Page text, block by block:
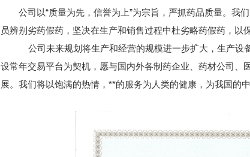
公司以“质量为先，信誉为上”为宗旨，严抓药品质量。我
员辨别劣药假药，坚决在生产和销售过程中杜劣略药假药，以
公司未来规划将生产和经营的规模进一步扩大，生产设
设常年交易平台为契机，愿与国内外各制药企业、药材公司
展。我们将以饱满的热情，**的服务为人类的健康，为我国的